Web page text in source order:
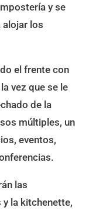
y se
alojar los
el frente con
vez que se le
de la
múltiples, un
eventos,
las
la kitchenette,